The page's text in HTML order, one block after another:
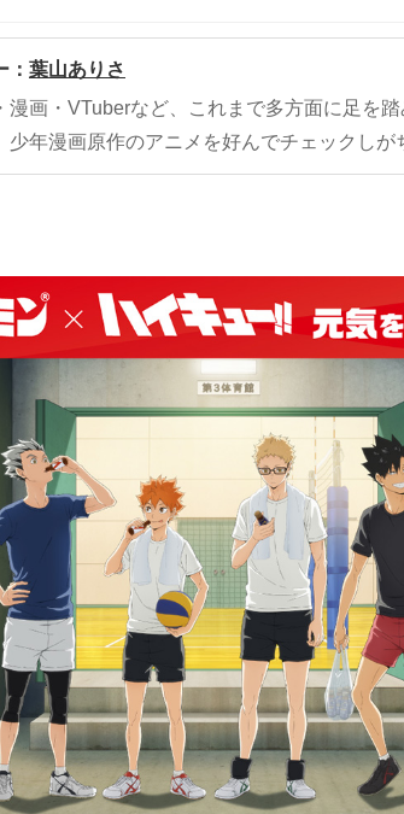
： 葉山ありさ
漫画・VTuberなど、これまで多方面に足を踏
少年漫画原作のアニメを好んでチェックしが